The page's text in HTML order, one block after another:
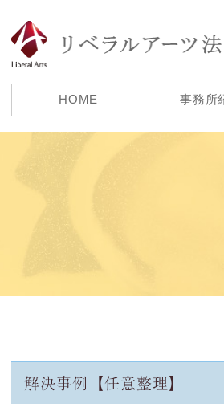
HOME 事務所
解決事例【任意整理】